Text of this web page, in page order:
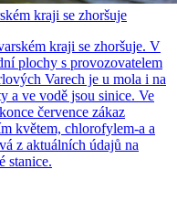
kraji se zhoršuje
kraji se zhoršuje. V
plochy s provozovatelem
Varech je u mola i na
a ve vodě jsou sinice. Ve
července zákaz
květem, chlorofylem-a a
z aktuálních údajů na
stanice.